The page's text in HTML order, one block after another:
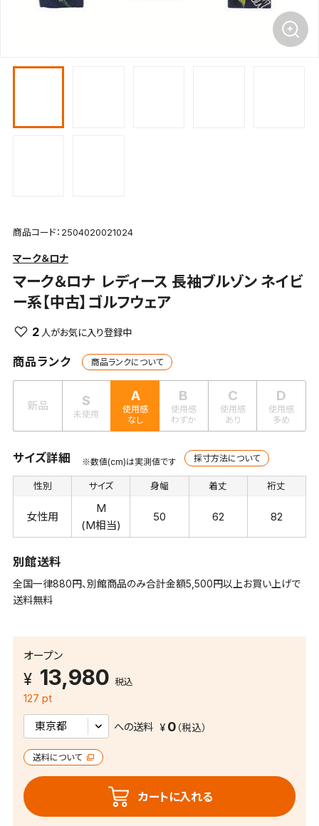
商品コード：2504020021024
マーク＆ロナ
マーク＆ロナ レディース 長袖ブルゾン ネイビ
ー系【中古】ゴルフウェア
2
商品ランク 商品ランクについて
新品 S
未使用
A
使用感
なし
B
使用感
わずか
C
使用感
あり
D
使用感
多め
サイズ詳細 ※数値(cm)は実測値です 採寸方法について
性別
女性用
サイズ
M
(M相当)
身幅
50
着丈
62
裄丈
82
別館送料
全国一律880円、別館商品のみ合計金額5,500円以上お買い上げで
送料無料
オープン
13,980 税込
127 pt
への送料 0
送料について
カートに入れる